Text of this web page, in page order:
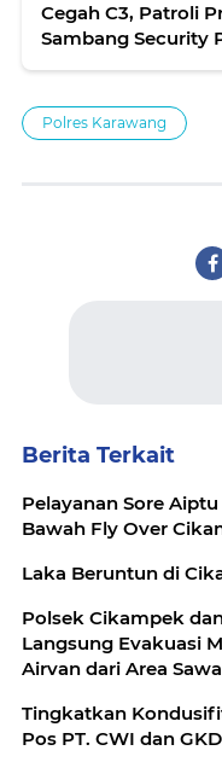
Cegah C3, Patroli
Sambang Security
Polres Karawang
Berita Terkait
Pelayanan Sore
Bawah Fly Over
Polsek Cikampek
Langsung Evakuasi
Airvan dari Area
Tingkatkan
Pos PT. CWI dan GKD